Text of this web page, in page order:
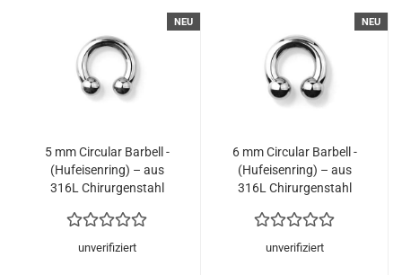
NEU
5 mm Circular Barbell -
(Hufeisenring) – aus
316L Chirurgenstahl
unverifiziert
NEU
6 mm Circular Barbell -
(Hufeisenring) – aus
316L Chirurgenstahl
unverifiziert